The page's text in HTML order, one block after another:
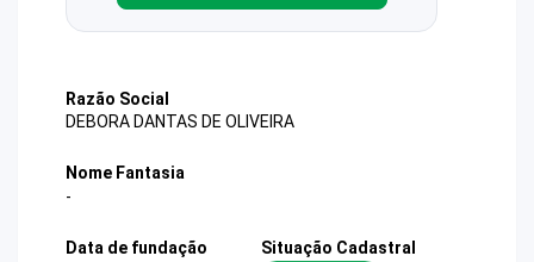
Razão Social
DEBORA DANTAS DE OLIVEIRA
Nome Fantasia
-
Data de fundação
Situação Cadastral